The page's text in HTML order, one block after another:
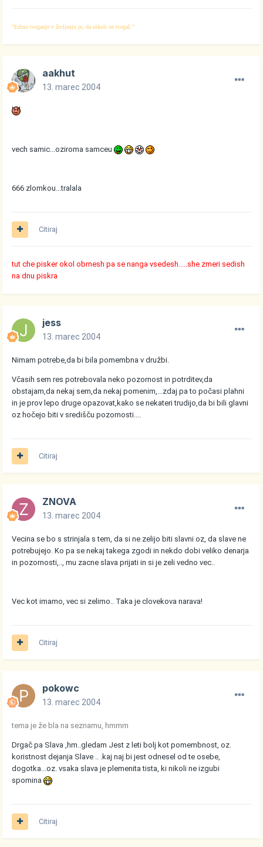
"Edino tveganje v življenju je, da nikoli ne tvegaš."
aakhut
13. marec 2004
vech samic...oziroma samceu
666 zlomkou...tralala
Citiraj
tut che pisker okol obrnesh pa se nanga vsedesh.....she zmeri sedish
na dnu piskra
jess
13. marec 2004
Nimam potrebe,da bi bila pomembna v družbi.
Včasih sem res potrebovala neko pozornost in potrditev,da
obstajam,da nekaj sem,da nekaj pomenim,...zdaj pa to počasi plahni
in je prov lepo druge opazovat,kako se nekateri trudijo,da bi bili glavni
oz hočejo biti v središču pozornosti....
Citiraj
ZNOVA
13. marec 2004
Vecina se bo s strinjala s tem, da si ne zelijo biti slavni oz, da slave ne
potrebujejo. Ko pa se nekaj takega zgodi in nekdo dobi veliko denarja
in pozornosti,.., mu zacne slava prijati in si je zeli vedno vec..
Vec kot imamo, vec si zelimo.. Taka je clovekova narava!
Citiraj
pokowc
13. marec 2004
tema je že bla na seznamu, hmmm
Drgač pa Slava ,hm..gledam Jest z leti bolj kot pomembnost, oz.
koristnost dejanja Slave .. .kaj naj bi jest odnesel od te osebe,
dogotka...oz. vsaka slava je plemenita tista, ki nikoli ne izgubi
spomina
Citiraj